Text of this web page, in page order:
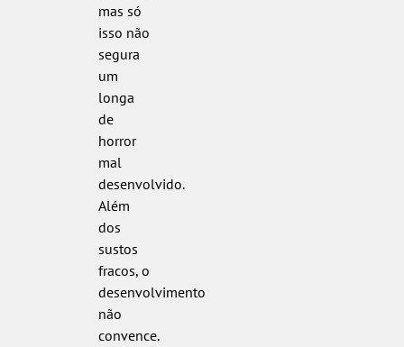
mas só
isso não
segura
um
longa
de
horror
mal
desenvolvido.
Além
dos
sustos
fracos, o
desenvolvimento
não
convence.